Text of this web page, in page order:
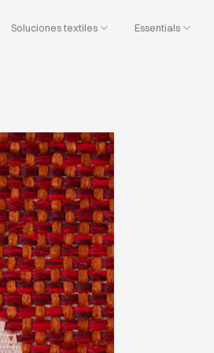
Soluciones textiles Essentials